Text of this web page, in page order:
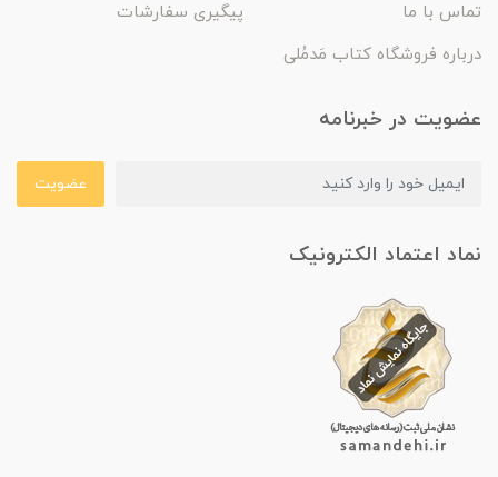
تماس با ما
پیگیری سفارشات
درباره فروشگاه کتاب مَدمُلی
عضویت در خبرنامه
عضویت
نماد اعتماد الکترونیک